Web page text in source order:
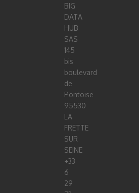
BIG
DATA
HUB
SAS
145
bis
boulevard
de
Pontoise
95530
LA
FRETTE
SUR
SEINE
+33
6
29